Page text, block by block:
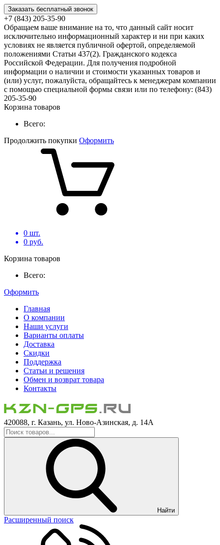
Заказать бесплатный звонок
+7 (843) 205-35-90
Обращаем ваше внимание на то, что данный сайт носит
исключительно информационный характер и ни при каких
условиях не является публичной офертой, определяемой
положениями Статьи 437(2). Гражданского кодекса
Российской Федерации. Для получения подробной
информации о наличии и стоимости указанных товаров и
(или) услуг, пожалуйста, обращайтесь к менеджерам компании
с помощью специальной формы связи или по телефону: (843)
205-35-90
Корзина товаров
Всего:
Продолжить покупки Оформить
0 шт.
0 руб.
Корзина товаров
Всего:
Оформить
Главная
О компании
Наши услуги
Варианты оплаты
Доставка
Скидки
Поддержка
Статьи и решения
Обмен и возврат товара
Контакты
420088, г. Казань, ул. Ново-Азинская, д. 14А
Найти
Расширенный поиск